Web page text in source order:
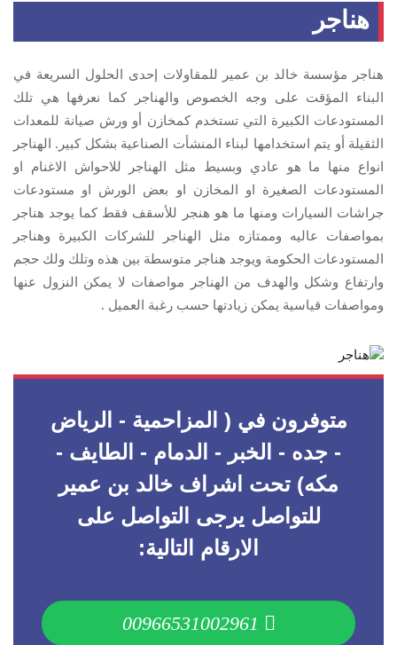
هناجر
هناجر مؤسسة خالد بن عمير للمقاولات إحدى الحلول السريعة في
البناء المؤقت على وجه الخصوص والهناجر كما نعرفها هي تلك
المستودعات الكبيرة التي تستخدم كمخازن أو ورش صيانة للمعدات
الثقيلة أو يتم استخدامها لبناء المنشأت الصناعية بشكل كبير. الهناجر
انواع منها ما هو عادي وبسيط مثل الهناجر للاحواش الاغنام او
المستودعات الصغيرة او المخازن او بعض الورش او مستودعات
جراشات السيارات ومنها ما هو هنجر للأسقف فقط كما يوجد هناجر
بمواصفات عاليه وممتازه مثل الهناجر للشركات الكبيرة وهناجر
المستودعات الحكومة ويوجد هناجر متوسطة بين هذه وتلك ولك حجم
وارتفاع وشكل والهدف من الهناجر مواصفات لا يمكن النزول عنها
ومواصفات قياسية يمكن زيادتها حسب رغبة العميل .
متوفرون في ( المزاحمية - الرياض
- جده - الخبر - الدمام - الطايف -
مكه) تحت اشراف خالد بن عمير
للتواصل يرجى التواصل على
الارقام التالية:
00966531002961